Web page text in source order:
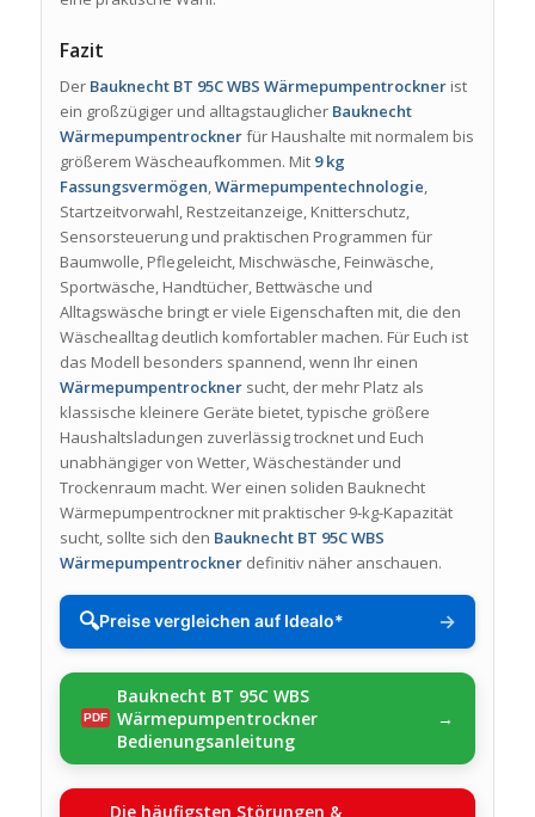
Fazit
Der Bauknecht BT 95C WBS Wärmepumpentrocknerist
ein großzügiger und alltagstauglicher Bauknecht
Wärmepumpentrocknerfür Haushalte mit normalem bis
größerem Wäscheaufkommen. Mit 9 kg
Fassungsvermögen,Wärmepumpentechnologie,
Startzeitvorwahl, Restzeitanzeige, Knitterschutz,
Sensorsteuerung und praktischen Programmen für
Baumwolle, Pflegeleicht, Mischwäsche, Feinwäsche,
Sportwäsche, Handtücher, Bettwäsche und
Alltagswäsche bringt er viele Eigenschaften mit, die den
Wäschealltag deutlich komfortabler machen. Für Euch ist
das Modell besonders spannend, wenn Ihr einen
Wärmepumpentrocknersucht, der mehr Platz als
klassische kleinere Geräte bietet, typische größere
Haushaltsladungen zuverlässig trocknet und Euch
unabhängiger von Wetter, Wäscheständer und
Trockenraum macht. Wer einen soliden Bauknecht
Wärmepumpentrockner mit praktischer 9-kg-Kapazität
sucht, sollte sich den Bauknecht BT 95C WBS
Wärmepumpentrocknerdefinitiv näher anschauen.
🔍Preise vergleichen auf Idealo* →
Bauknecht BT 95C WBS
Wärmepumpentrockner
Bedienungsanleitung
Die häufigsten Störungen &